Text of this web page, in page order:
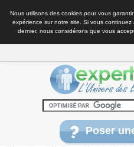
Nous utilisons des cookies pour vous
expérience sur notre site. Si vous continuez
dernier, nous considérons que vous
Poser